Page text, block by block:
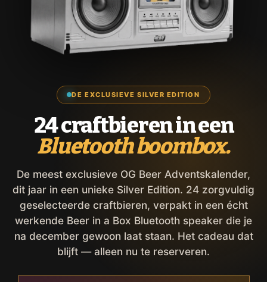
DE EXCLUSIEVE SILVER EDITION
24 craftbieren in een
Bluetooth boombox.
De meest exclusieve OG Beer Adventskalender,
dit jaar in een unieke Silver Edition. 24 zorgvuldig
geselecteerde craftbieren, verpakt in een écht
werkende Beer in a Box Bluetooth speaker die je
na december gewoon laat staan. Het cadeau dat
blijft — alleen nu te reserveren.